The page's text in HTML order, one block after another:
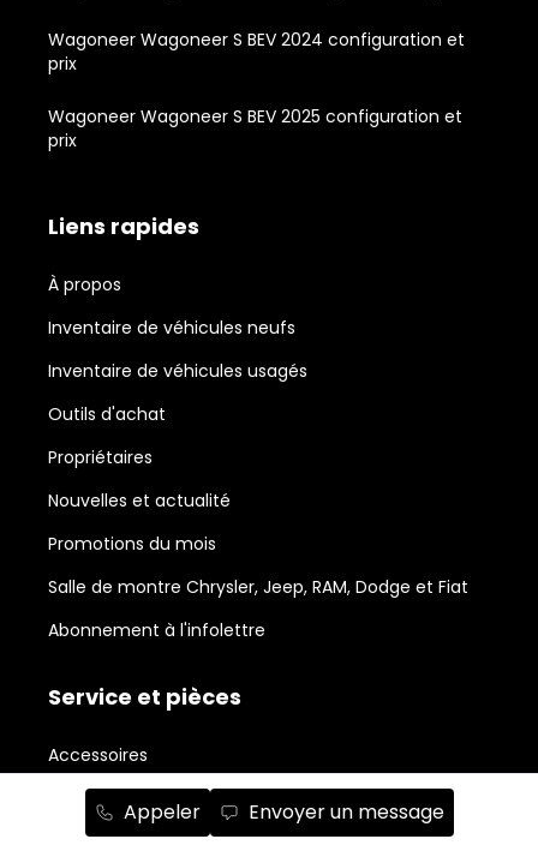
Appeler Envoyer un message
Wagoneer Wagoneer S BEV 2024 configuration et
prix
Wagoneer Wagoneer S BEV 2025 configuration et
prix
Liens rapides
À propos
Inventaire de véhicules neufs
Inventaire de véhicules usagés
Outils d'achat
Propriétaires
Nouvelles et actualité
Promotions du mois
Salle de montre Chrysler, Jeep, RAM, Dodge et Fiat
Abonnement à l'infolettre
Service et pièces
Accessoires
Avis légal sur la réparabilité
Centre de carrosserie